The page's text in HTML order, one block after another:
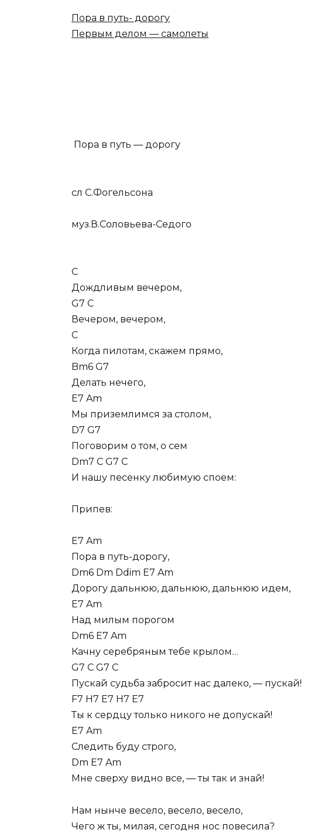
Пора в путь- дорогу
Первым делом — самолеты
Пора в путь — дорогу
сл С.Фогельсона
муз.В.Соловьева-Седого
C
Дождливым вечером,
G7 C
Вечером, вечером,
C
Когда пилотам, скажем прямо,
Bm6 G7
Делать нечего,
E7 Am
Мы приземлимся за столом,
D7 G7
Поговорим о том, о сем
Dm7 C G7 C
И нашу песенку любимую споем:
Припев:
E7 Am
Пора в путь-дорогу,
Dm6 Dm Ddim E7 Am
Дорогу дальнюю, дальнюю, дальнюю идем,
E7 Am
Над милым порогом
Dm6 E7 Am
Качну серебряным тебе крылом…
G7 C G7 C
Пускай судьба забросит нас далеко, — пускай!
F7 H7 E7 H7 E7
Ты к сердцу только никого не допускай!
E7 Am
Следить буду строго,
Dm E7 Am
Мне сверху видно все, — ты так и знай!
Нам нынче весело, весело, весело,
Чего ж ты, милая, сегодня нос повесила?